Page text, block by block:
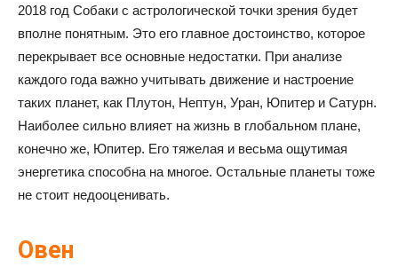
2018 год Собаки с астрологической точки зрения будет
вполне понятным. Это его главное достоинство, которое
перекрывает все основные недостатки. При анализе
каждого года важно учитывать движение и настроение
таких планет, как Плутон, Нептун, Уран, Юпитер и Сатурн.
Наиболее сильно влияет на жизнь в глобальном плане,
конечно же, Юпитер. Его тяжелая и весьма ощутимая
энергетика способна на многое. Остальные планеты тоже
не стоит недооценивать.
Овен